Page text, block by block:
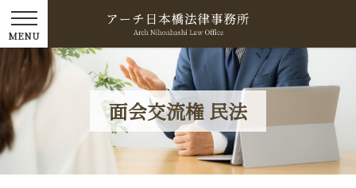
面会交流権 民法